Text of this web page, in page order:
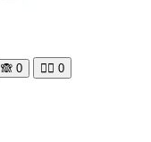
🙈 0 🧘‍♀️ 0